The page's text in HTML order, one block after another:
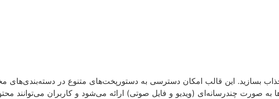
بسازید. این قالب امکان دسترسی به دستورپخت‌های متنوع در دسته‌بندی‌های
به صورت چندرسانه‌ای (ویدیو و فایل صوتی) ارائه می‌شود و کاربران می‌توانند